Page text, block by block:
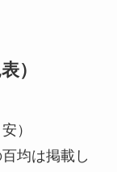
）
）
均は掲載し